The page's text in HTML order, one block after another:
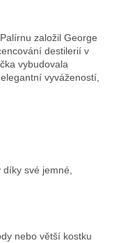
založil George
destilerií v
vybudovala
vyvážeností,
díky své jemné,
nebo větší kostku